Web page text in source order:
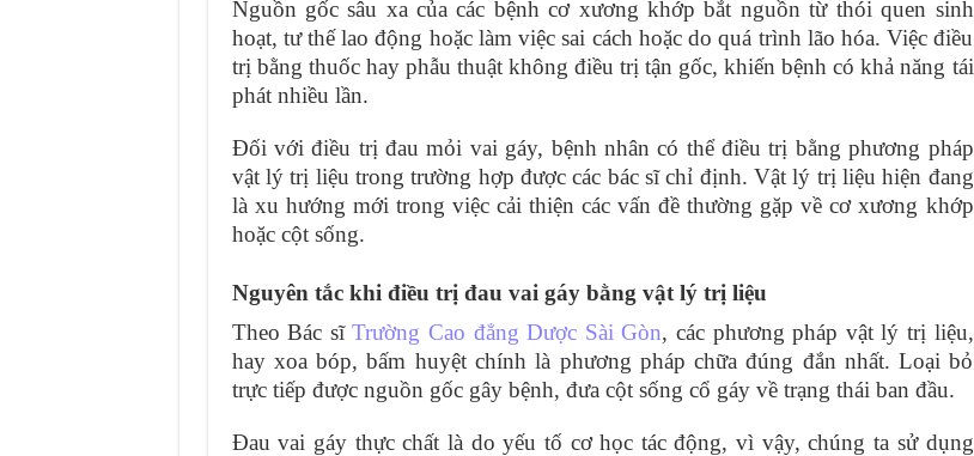
Nguồn gốc sâu xa của các bệnh cơ xương khớp bắt nguồn từ thói quen sinh
hoạt, tư thế lao động hoặc làm việc sai cách hoặc do quá trình lão hóa. Việc điều
trị bằng thuốc hay phẫu thuật không điều trị tận gốc, khiến bệnh có khả năng tái
phát nhiều lần.
Đối với điều trị đau mỏi vai gáy, bệnh nhân có thể điều trị bằng phương pháp
vật lý trị liệu trong trường hợp được các bác sĩ chỉ định. Vật lý trị liệu hiện đang
là xu hướng mới trong việc cải thiện các vấn đề thường gặp về cơ xương khớp
hoặc cột sống.
Nguyên tắc khi điều trị đau vai gáy bằng vật lý trị liệu
Theo Bác sĩTrường Cao đẳng Dược Sài Gòn, các phương pháp vật lý trị liệu,
hay xoa bóp, bấm huyệt chính là phương pháp chữa đúng đắn nhất. Loại bỏ
trực tiếp được nguồn gốc gây bệnh, đưa cột sống cổ gáy về trạng thái ban đầu.
Đau vai gáy thực chất là do yếu tố cơ học tác động, vì vậy, chúng ta sử dụng